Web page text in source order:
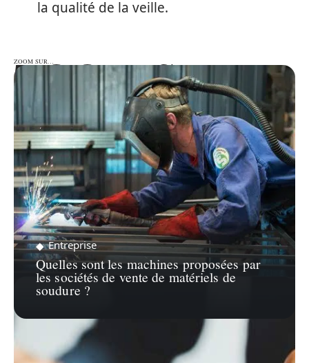
la qualité de la veille.
ZOOM SUR…
ZOOM SUR…
Entreprise
Quelles sont les machines proposées par
les sociétés de vente de matériels de
soudure ?